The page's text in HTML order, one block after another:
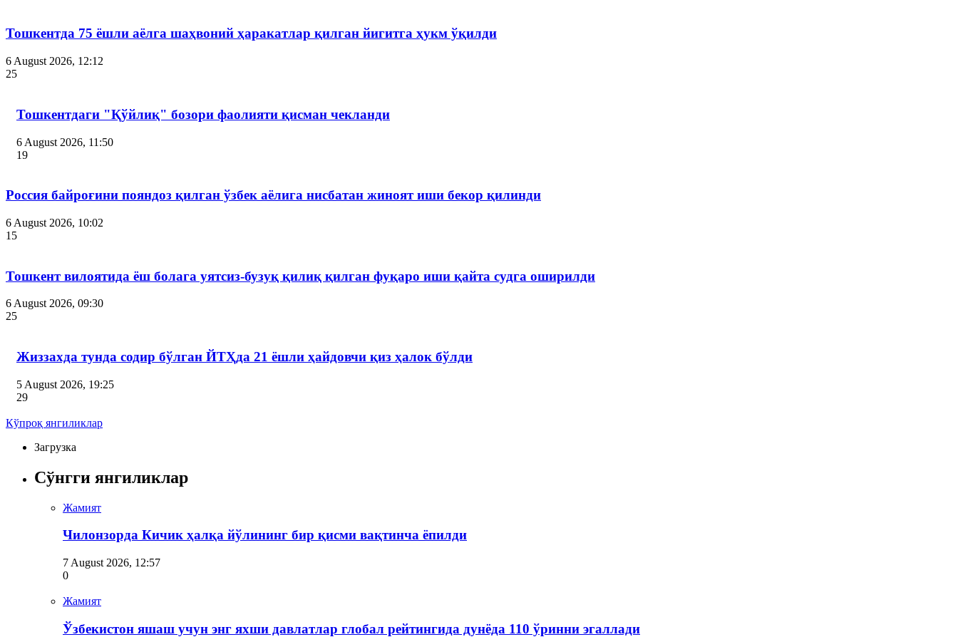
Тошкентда 75 ёшли аёлга шаҳвоний ҳаракатлар қилган йигитга ҳукм ўқилди
6 August 2026, 12:12
25
Тошкентдаги "Қўйлиқ" бозори фаолияти қисман чекланди
6 August 2026, 11:50
19
Россия байроғини пояндоз қилган ўзбек аёлига нисбатан жиноят иши бекор қилинди
6 August 2026, 10:02
15
Тошкент вилоятида ёш болага уятсиз-бузуқ қилиқ қилган фуқаро иши қайта судга оширилди
6 August 2026, 09:30
25
Жиззахда тунда содир бўлган ЙТҲда 21 ёшли ҳайдовчи қиз ҳалок бўлди
5 August 2026, 19:25
29
Кўпроқ янгиликлар
Загрузка
Сўнгги янгиликлар
Жамият
Чилонзорда Кичик ҳалқа йўлининг бир қисми вақтинча ёпилди
7 August 2026, 12:57
0
Жамият
Ўзбекистон яшаш учун энг яхши давлатлар глобал рейтингида дунёда 110 ўринни эгаллади